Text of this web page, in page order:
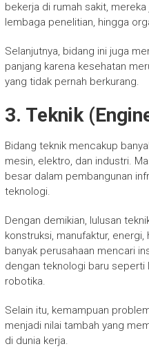
bekerja di rumah sakit,
lembaga penelitian, hingga
Selanjutnya, bidang ini juga
panjang karena kesehatan
yang tidak pernah berkurang.
3. Teknik
Bidang teknik mencakup
mesin, elektro, dan industri.
besar dalam pembangunan
teknologi.
Dengan demikian, lulusan
konstruksi, manufaktur,
banyak perusahaan mencari
dengan teknologi baru seperti
robotika.
Selain itu, kemampuan
menjadi nilai tambah yang
di dunia kerja.